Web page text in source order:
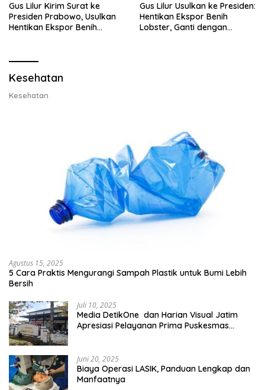
Gus Lilur Kirim Surat ke
Presiden Prabowo, Usulkan
Hentikan Ekspor Benih
Gus Lilur Usulkan ke Presiden:
Hentikan Ekspor Benih
Lobster, Ganti dengan
Kesehatan
Kesehatan
Agustus 15, 2025
5 Cara Praktis Mengurangi Sampah Plastik untuk Bumi Lebih
Bersih
Juli 10, 2025
Media DetikOne dan Harian Visual Jatim
Apresiasi Pelayanan Prima Puskesmas
Juni 20, 2025
Biaya Operasi LASIK, Panduan Lengkap dan
Manfaatnya